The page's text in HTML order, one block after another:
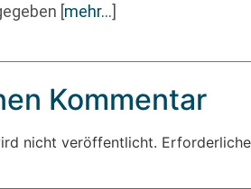
[mehr…]
Kommentar
nicht veröffentlicht.